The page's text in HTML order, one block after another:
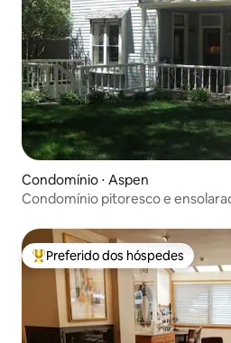
Condomínio ⋅ Aspen
Condomínio pitoresco e
Entre os melhores preferidos dos
Preferido dos hóspedes